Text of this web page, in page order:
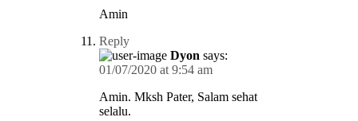
Amin
Reply
Dyon says:
01/07/2020 at 9:54 am
Amin. Mksh Pater, Salam sehat
selalu.